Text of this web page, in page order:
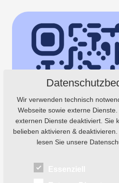
Wir verwenden technisch
Webseite sowie externe
externen Dienste deaktiviert. Sie
belieben aktivieren &
lesen Sie unsere